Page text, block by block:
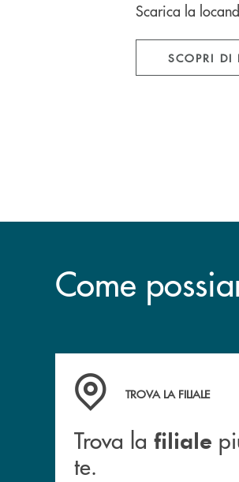
Scarica la
SCOPRI DI
Come
Trova la filiale più vicina a te.
TROVA LA FILIALE
Trova la filiale
te.